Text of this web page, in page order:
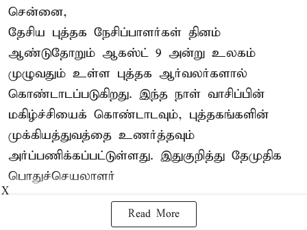
சென்னை,
தேசிய புத்தக நேசிப்பாளர்கள் தினம்
ஆண்டுதோறும் ஆகஸ்ட் 9 அன்று உலகம்
முழுவதும் உள்ள புத்தக ஆர்வலர்களால்
கொண்டாடப்படுகிறது. இந்த நாள் வாசிப்பின்
மகிழ்ச்சியைக் கொண்டாடவும், புத்தகங்களின்
முக்கியத்துவத்தை உணர்த்தவும்
அர்ப்பணிக்கப்பட்டுள்ளது. இதுகுறித்து தேமுதிக
பொதுச்செயலாளர்
Read More
X